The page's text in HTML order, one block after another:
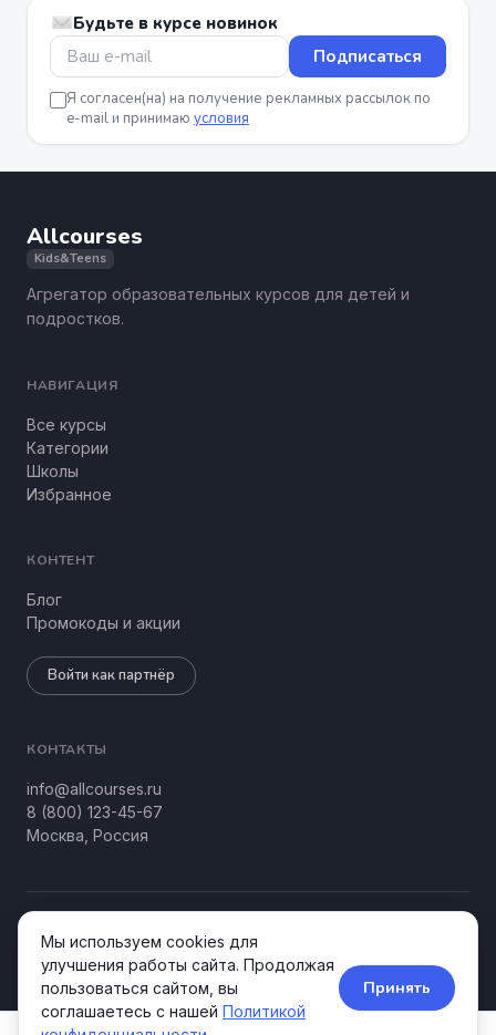
Будьте в курсе новинок
Подписаться
Я согласен(на) на получение рекламных рассылок по
e-mail и принимаю условия
Allcourses
Kids&Teens
Агрегатор образовательных курсов для детей и
подростков.
НАВИГАЦИЯ
Все курсы
Категории
Школы
Избранное
КОНТЕНТ
Блог
Промокоды и акции
Войти как партнёр
КОНТАКТЫ
info@allcourses.ru
8 (800) 123-45-67
Москва, Россия
КонфиденциальностьСоглашение
Мы используем cookies для
улучшения работы сайта. Продолжая
пользоваться сайтом, вы
соглашаетесь с нашей Политикой
Принять